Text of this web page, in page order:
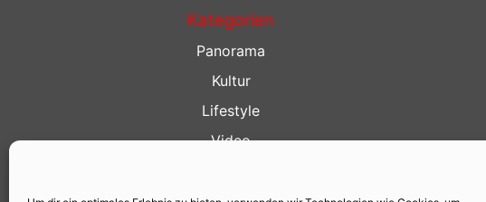
Kategorien
Panorama
Kultur
Lifestyle
Video